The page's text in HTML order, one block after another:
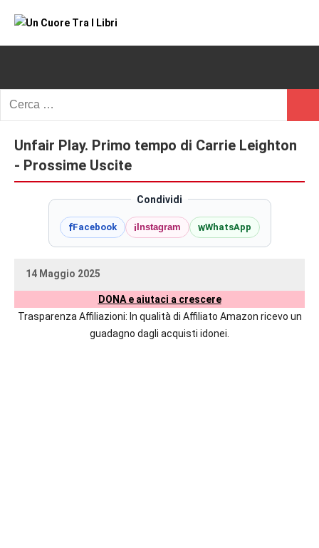
Un
Tra
I
Libri
romance
e
non
solo.
Recensioni,
delle
autrici
Unfair Play. Primo tempo di Carrie Leighton
- Prossime Uscite
Condividi
fFacebook i Instagram wWhatsApp
14 Maggio 2025
uctil_user
Nessun
DONA e aiutaci a crescere
Trasparenza Affiliazioni: In qualità di Affiliato Amazon ricevo un
guadagno dagli acquisti idonei.